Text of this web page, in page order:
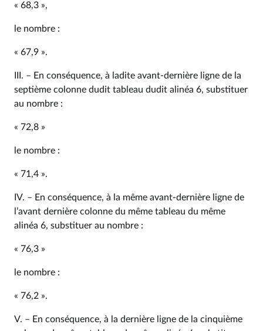
« 68,3 »,
le nombre :
« 67,9 ».
III. – En conséquence, à ladite avant-dernière ligne de la
septième colonne dudit tableau dudit alinéa 6, substituer
au nombre :
« 72,8 »
le nombre :
« 71,4 ».
IV. – En conséquence, à la même avant-dernière ligne de
l’avant dernière colonne du même tableau du même
alinéa 6, substituer au nombre :
« 76,3 »
le nombre :
« 76,2 ».
V. – En conséquence, à la dernière ligne de la cinquième